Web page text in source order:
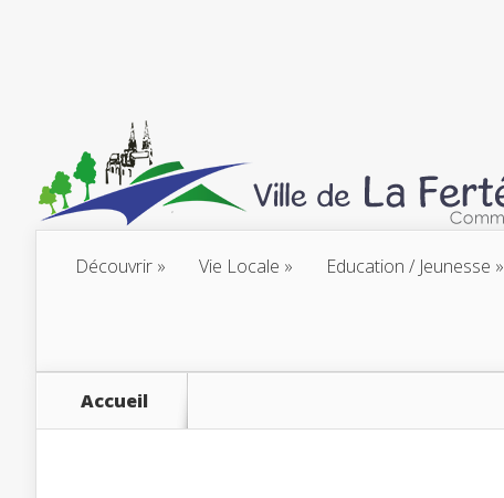
Découvrir Vie Locale Education / Jeunesse
Accueil